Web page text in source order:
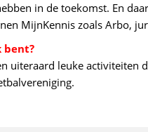
in de toekomst. En
MijnKennis zoals Arbo,
bent?
uiteraard leuke activiteiten